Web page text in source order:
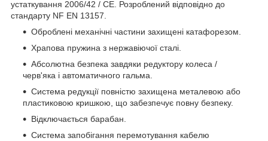
устаткування 2006/42 / CE. Розроблений відповідно до
стандарту NF EN 13157.
Оброблені механічні частини захищені катафорезом.
Храпова пружина з нержавіючої сталі.
Абсолютна безпека завдяки редуктору колеса /
черв'яка і автоматичного гальма.
Система редукції повністю захищена металевою або
пластиковою кришкою, що забезпечує повну безпеку.
Відключається барабан.
Система запобігання перемотування кабелю